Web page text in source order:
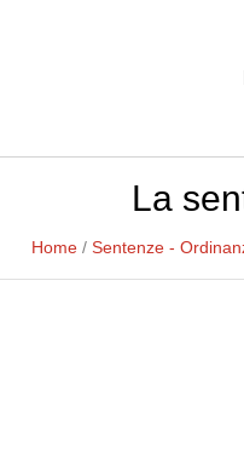
La
Home / Sentenze -